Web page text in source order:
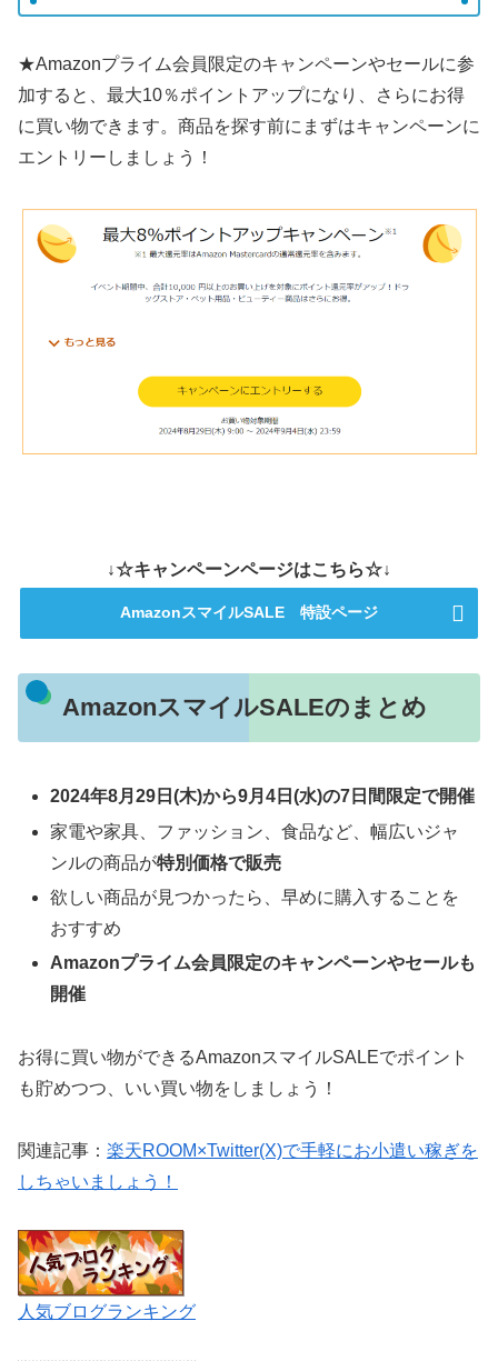
★Amazonプライム会員限定のキャンペーンやセールに参
加すると、最大10％ポイントアップになり、さらにお得
に買い物できます。商品を探す前にまずはキャンペーンに
エントリーしましょう！
↓☆キャンペーンページはこちら☆↓
AmazonスマイルSALE 特設ページ
AmazonスマイルSALEのまとめ
2024年8月29日(木)から9月4日(水)の7日間限定で開催
家電や家具、ファッション、食品など、幅広いジャ
ンルの商品が特別価格で販売
欲しい商品が見つかったら、早めに購入することを
おすすめ
Amazonプライム会員限定のキャンペーンやセールも
開催
お得に買い物ができるAmazonスマイルSALEでポイント
も貯めつつ、いい買い物をしましょう！
関連記事： 楽天ROOM×Twitter(X)で手軽にお小遣い稼ぎを
しちゃいましょう！
人気ブログランキング